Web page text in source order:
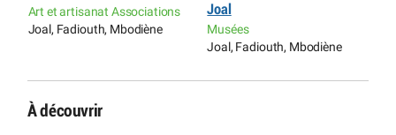
Art et artisanat Associations
Joal, Fadiouth, Mbodiène
Joal
Musées
Joal, Fadiouth, Mbodiène
À découvrir